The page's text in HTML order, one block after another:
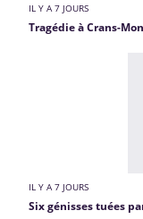
IL Y A 7 JOURS
Tragédie à Crans-
IL Y A 7 JOURS
Six génisses tuées